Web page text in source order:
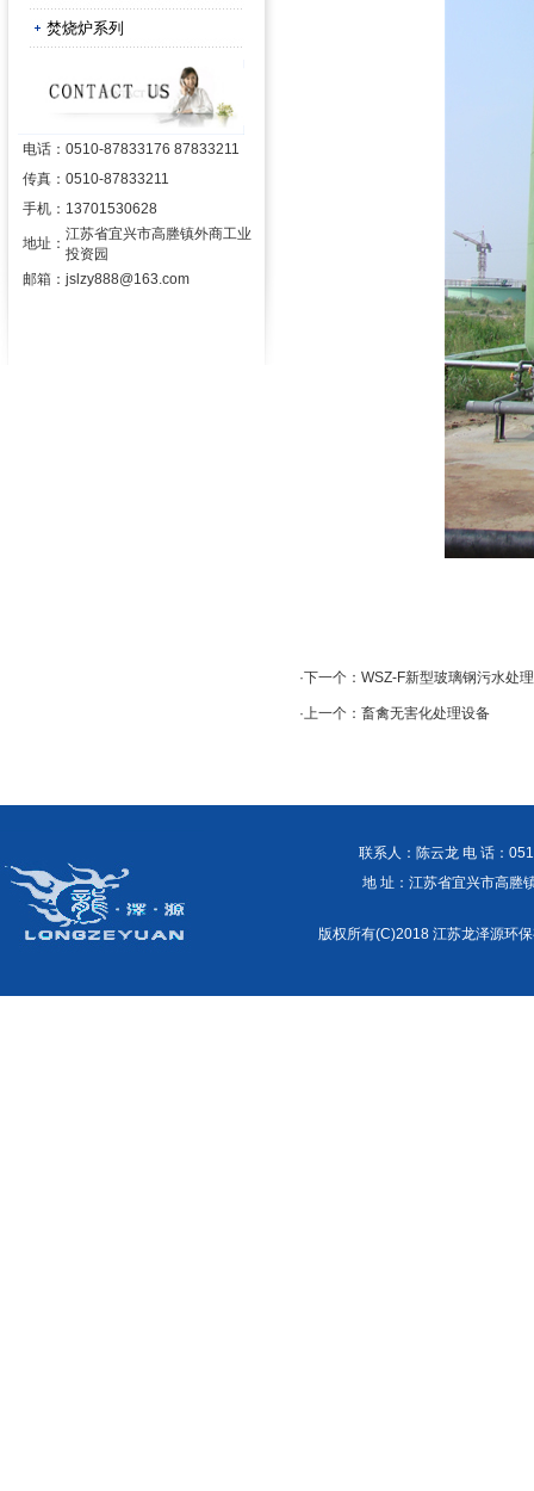
焚烧炉系列
电话： 0510-87833176 87833211
传真： 0510-87833211
手机： 13701530628
地址：
江苏省宜兴市高塍镇外商工业
投资园
邮箱： jslzy888@163.com
·下一个： WSZ-F新型玻璃钢污水处
·上一个： 畜禽无害化处理设备
联系人：陈云龙 电 话：
地 址：江苏省宜兴市高塍
版权所有(C)2018 江苏龙泽源环